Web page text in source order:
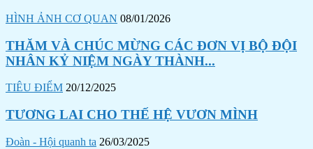
HÌNH ẢNH CƠ QUAN 08/01/2026
THĂM VÀ CHÚC MỪNG CÁC ĐƠN VỊ BỘ ĐỘI
NHÂN KỶ NIỆM NGÀY THÀNH...
TIÊU ĐIỂM 20/12/2025
TƯƠNG LAI CHO THẾ HỆ VƯƠN MÌNH
Đoàn - Hội quanh ta 26/03/2025